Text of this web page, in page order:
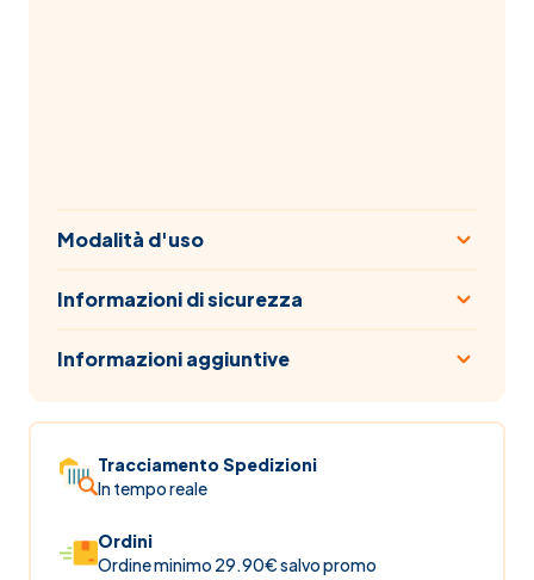
Modalità d'uso
Informazioni di sicurezza
Informazioni aggiuntive
Tracciamento Spedizioni
In tempo reale
Ordini
Ordine minimo 29.90€ salvo promo